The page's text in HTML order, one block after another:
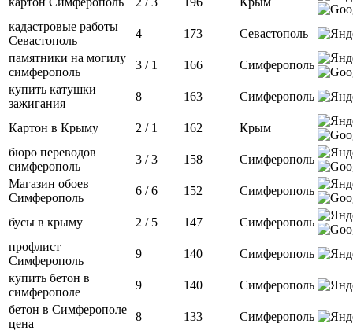
кадастровые работы
Севастополь
4 173
Севастополь
памятники на могилу
симферополь
3 / 1 166
Симферополь
купить катушки
зажигания
8 163 Симферополь
Картон в Крыму 2 / 1 162
Крым
бюро переводов
симферополь
3 / 3 158
Симферополь
Магазин обоев
Симферополь
6 / 6 152 Симферополь
бусы в крыму 2 / 5 147
Симферополь
профлист
Симферополь
9 140
Симферополь
купить бетон в
симферополе
9 140
Симферополь
бетон в Симферополе
цена
8 133
Симферополь